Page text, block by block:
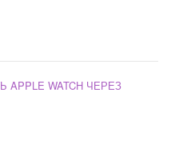
WATCH ЧЕРЕЗ